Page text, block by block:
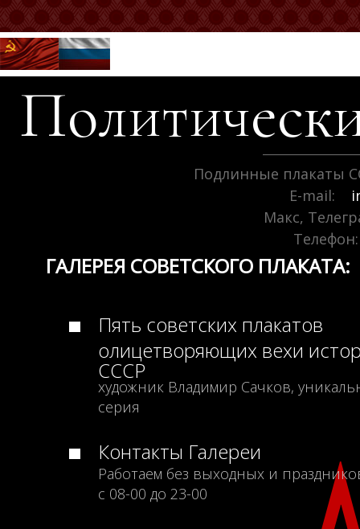
Подлинные плакаты
E-mail:
Макс,
Телефон:
ГАЛЕРЕЯ СОВЕТСКОГО ПЛАКАТА:
Пять советских плакатов
олицетворяющих вехи
СССР
художник Владимир Сачков,
серия
Контакты Галереи
Работаем без выходных и
с 08-00 до 23-00